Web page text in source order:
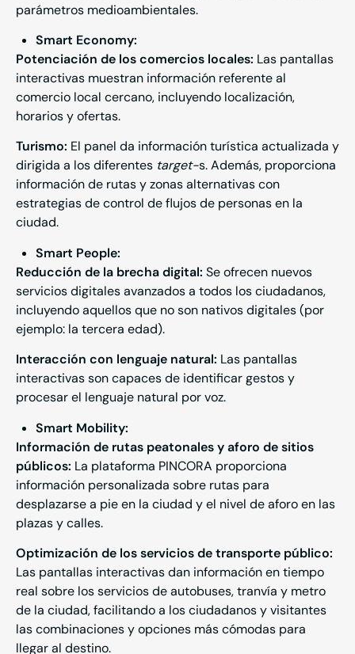
parámetros medioambientales.
Smart Economy:
Potenciación de los comercios locales: Las pantallas
interactivas muestran información referente al
comercio local cercano, incluyendo localización,
horarios y ofertas.
Turismo: El panel da información turística actualizada y
dirigida a los diferentes target-s. Además, proporciona
información de rutas y zonas alternativas con
estrategias de control de flujos de personas en la
ciudad.
Smart People:
Reducción de la brecha digital: Se ofrecen nuevos
servicios digitales avanzados a todos los ciudadanos,
incluyendo aquellos que no son nativos digitales (por
ejemplo: la tercera edad).
Interacción con lenguaje natural: Las pantallas
interactivas son capaces de identificar gestos y
procesar el lenguaje natural por voz.
Smart Mobility:
Información de rutas peatonales y aforo de sitios
públicos: La plataforma PINCORA proporciona
información personalizada sobre rutas para
desplazarse a pie en la ciudad y el nivel de aforo en las
plazas y calles.
Optimización de los servicios de transporte público:
Las pantallas interactivas dan información en tiempo
real sobre los servicios de autobuses, tranvía y metro
de la ciudad, facilitando a los ciudadanos y visitantes
las combinaciones y opciones más cómodas para
llegar al destino.